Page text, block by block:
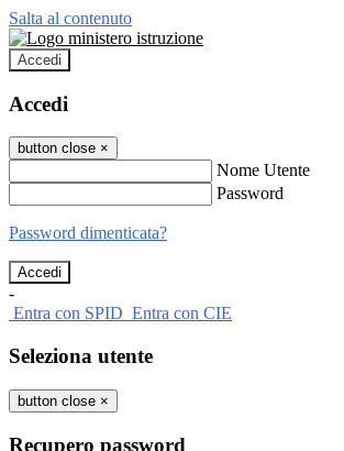
Salta al contenuto
Accedi
Accedi
button close ×
Nome Utente
Password
Password dimenticata?
-
Entra con SPID Entra con CIE
Seleziona utente
button close ×
Recupero password